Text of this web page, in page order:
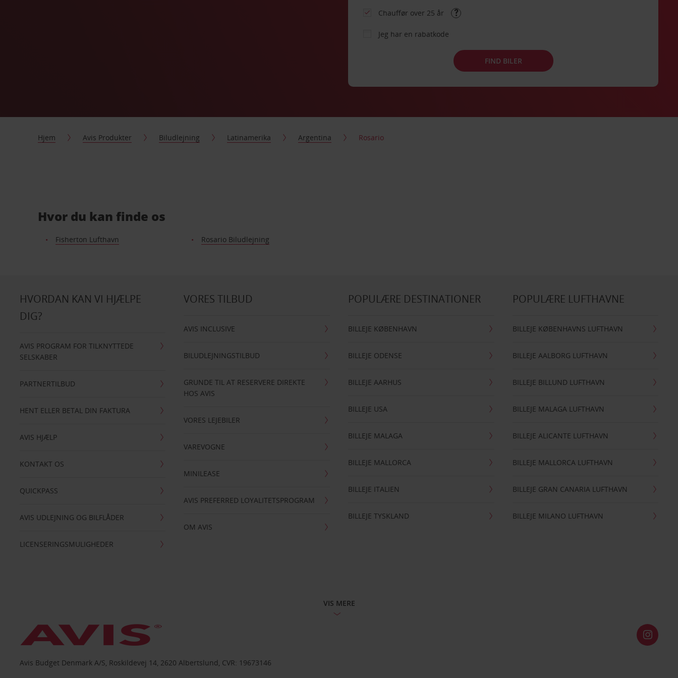
Chauffør over 25 år
Jeg har en rabatkode
FIND BILER
Hjem Avis Produkter Biludlejning Latinamerika Argentina Rosario
Hvor du kan finde os
Fisherton Lufthavn Rosario Biludlejning
HVORDAN KAN VI HJÆLPE
DIG?
AVIS PROGRAM FOR TILKNYTTEDE
SELSKABER
PARTNERTILBUD
HENT ELLER BETAL DIN FAKTURA
AVIS HJÆLP
KONTAKT OS
QUICKPASS
AVIS UDLEJNING OG BILFLÅDER
LICENSERINGSMULIGHEDER
VORES TILBUD
AVIS INCLUSIVE
BILUDLEJNINGSTILBUD
GRUNDE TIL AT RESERVERE DIREKTE
HOS AVIS
VORES LEJEBILER
VAREVOGNE
MINILEASE
AVIS PREFERRED LOYALITETSPROGRAM
OM AVIS
POPULÆRE DESTINATIONER
BILLEJE KØBENHAVN
BILLEJE ODENSE
BILLEJE AARHUS
BILLEJE USA
BILLEJE MALAGA
BILLEJE MALLORCA
BILLEJE ITALIEN
BILLEJE TYSKLAND
POPULÆRE LUFTHAVNE
BILLEJE KØBENHAVNS LUFTHAVN
BILLEJE AALBORG LUFTHAVN
BILLEJE BILLUND LUFTHAVN
BILLEJE MALAGA LUFTHAVN
BILLEJE ALICANTE LUFTHAVN
BILLEJE MALLORCA LUFTHAVN
BILLEJE GRAN CANARIA LUFTHAVN
BILLEJE MILANO LUFTHAVN
VIS MERE
Avis Budget Denmark A/S, Roskildevej 14, 2620 Albertslund, CVR: 19673146